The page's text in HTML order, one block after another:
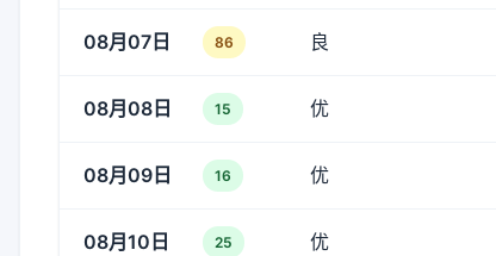
08月07日 86 良
08月08日 15 优
08月09日 16 优
08月10日 25 优